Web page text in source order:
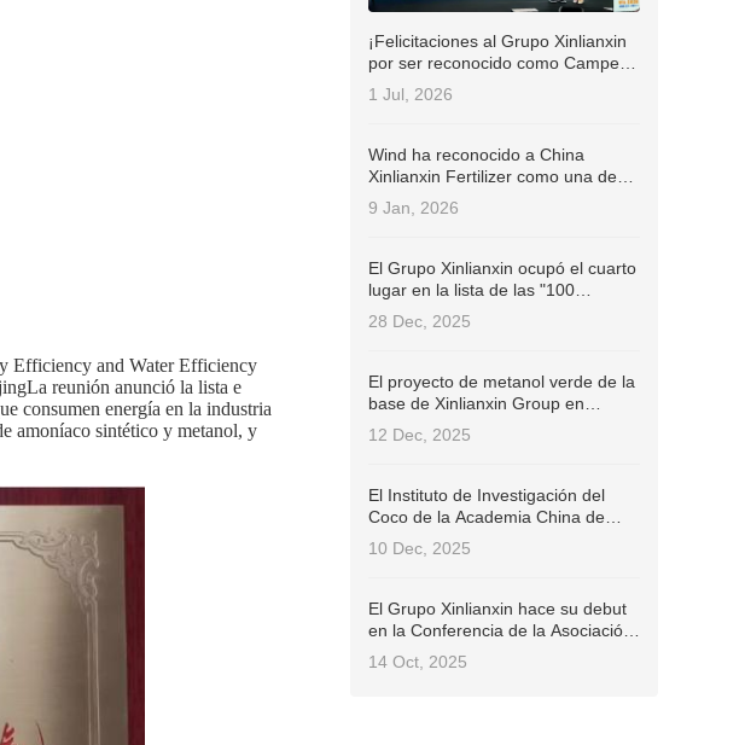
Efficiency and Water Efficiency
reunión anunció la lista e
consumen energía en la industria
amoníaco sintético y metanol, y
¡Felicitaciones al Grupo Xinlianxin
por ser reconocido como Campeón
de Administración de la Industria
de IFA (ISC)!
1 Jul, 2026
Wind ha reconocido a China
Xinlianxin Fertilizer como una de
las 100 empresas chinas cotizadas
con las mejores prácticas ESG en
9 Jan, 2026
El Grupo Xinlianxin ocupó el cuarto
lugar en la lista de las "100
empresas de fertilizantes más
influyentes de China en 2025".
28 Dec, 2025
El proyecto de metanol verde de la
base de Xinlianxin Group en
Jiangxi ha superado con éxito la
Certificación Internacional de
EU).
12 Dec, 2025
El Instituto de Investigación del
Coco de la Academia China de
Ciencias Agrícolas Tropicales firmó
un contrato con el Grupo Xinlianxin
fertilizantes específicos para el
coco
10 Dec, 2025
El Grupo Xinlianxin hace su debut
en la Conferencia de la Asociación
Internacional de Fertilizantes (IFA)
2025 de Asia y el Pacífico,
14 Oct, 2025